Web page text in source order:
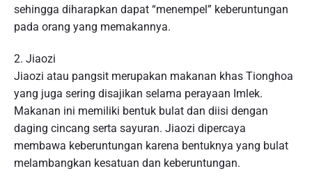
sehingga diharapkan dapat “menempel” keberuntungan
pada orang yang memakannya.
2. Jiaozi
Jiaozi atau pangsit merupakan makanan khas Tionghoa
yang juga sering disajikan selama perayaan Imlek.
Makanan ini memiliki bentuk bulat dan diisi dengan
daging cincang serta sayuran. Jiaozi dipercaya
membawa keberuntungan karena bentuknya yang bulat
melambangkan kesatuan dan keberuntungan.